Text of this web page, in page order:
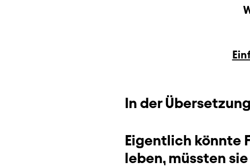
In der
Eigentlich könnte
leben, müssten